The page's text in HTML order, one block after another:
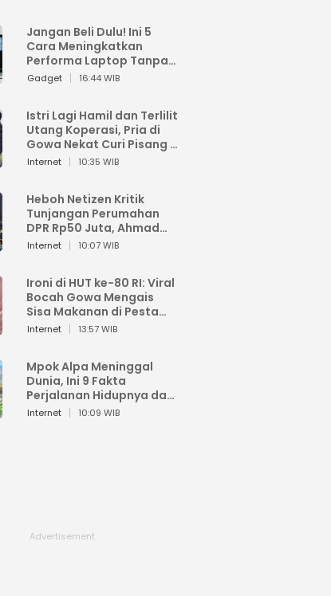
Jangan Beli Dulu! Ini 5
Cara Meningkatkan
Performa Laptop Tanpa
Harus Beli Baru
Gadget 16:44 WIB
Istri Lagi Hamil dan Terlilit
Utang Koperasi, Pria di
Gowa Nekat Curi Pisang 4
Tandan Milik Tetangga,
Internet 10:35 WIB
Heboh Netizen Kritik
Tunjangan Perumahan
DPR Rp50 Juta, Ahmad
Sahroni: Enggak Senang
Internet 10:07 WIB
Ironi di HUT ke-80 RI: Viral
Bocah Gowa Mengais
Sisa Makanan di Pesta
Kemerdekaan
Internet 13:57 WIB
Mpok Alpa Meninggal
Dunia, Ini 9 Fakta
Perjalanan Hidupnya dari
Viral hingga Puncak
Internet 10:09 WIB